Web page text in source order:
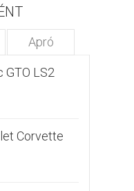
Apró
GTO LS2
Corvette